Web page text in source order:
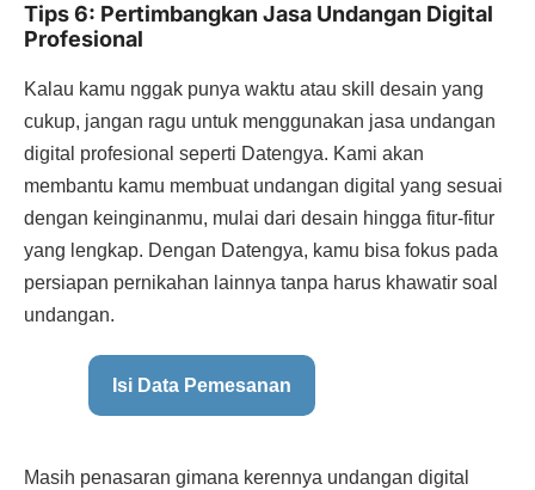
Tips 6: Pertimbangkan Jasa Undangan Digital
Profesional
Kalau kamu nggak punya waktu atau skill desain yang
cukup, jangan ragu untuk menggunakan jasa undangan
digital profesional seperti Datengya. Kami akan
membantu kamu membuat undangan digital yang sesuai
dengan keinginanmu, mulai dari desain hingga fitur-fitur
yang lengkap. Dengan Datengya, kamu bisa fokus pada
persiapan pernikahan lainnya tanpa harus khawatir soal
undangan.
Isi Data Pemesanan
Masih penasaran gimana kerennya undangan digital